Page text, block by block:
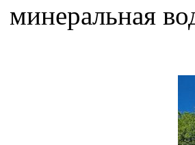
минеральная